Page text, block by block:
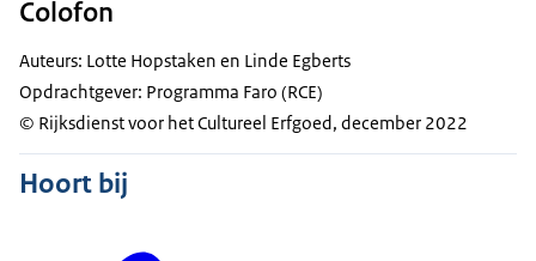
Colofon
Auteurs: Lotte Hopstaken en Linde Egberts
Opdrachtgever: Programma Faro (RCE)
© Rijksdienst voor het Cultureel Erfgoed, december 2022
Hoort bij